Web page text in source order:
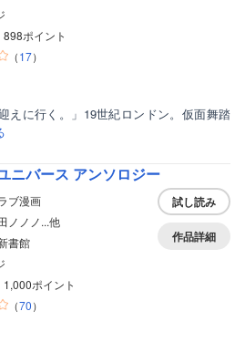
ポイント
（17）
えに行く。」19世紀ロンドン。仮面舞踏
ニバース アンソロジー
ブ漫画
ノノノ...他
書館
ポイント
（70）
試し読み
作品詳細